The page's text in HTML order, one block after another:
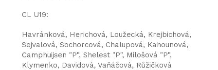
CL U19:
Havránková, Herichová, Loužecká, Krejbichová,
Sejvalová, Sochorcová, Chalupová, Kahounová,
Camphuijsen "P", Shelest "P", Milošová "P",
Klymenko, Davidová, Vaňáčová, Růžičková